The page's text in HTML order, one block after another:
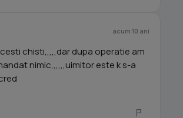
acum 10 ani
chisti,,,,,dar dupa operatie am
nimic,,,,,,uimitor este k s-a